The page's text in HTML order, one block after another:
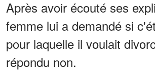
Après avoir écouté ses
femme lui a demandé si
pour laquelle il voulait
répondu non.